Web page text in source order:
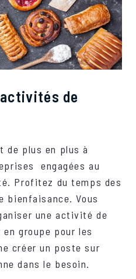
de
de plus en plus à
engagées au
Profitez du temps des
bienfaisance. Vous
une activité de
groupe pour les
créer un poste sur
dans le besoin.